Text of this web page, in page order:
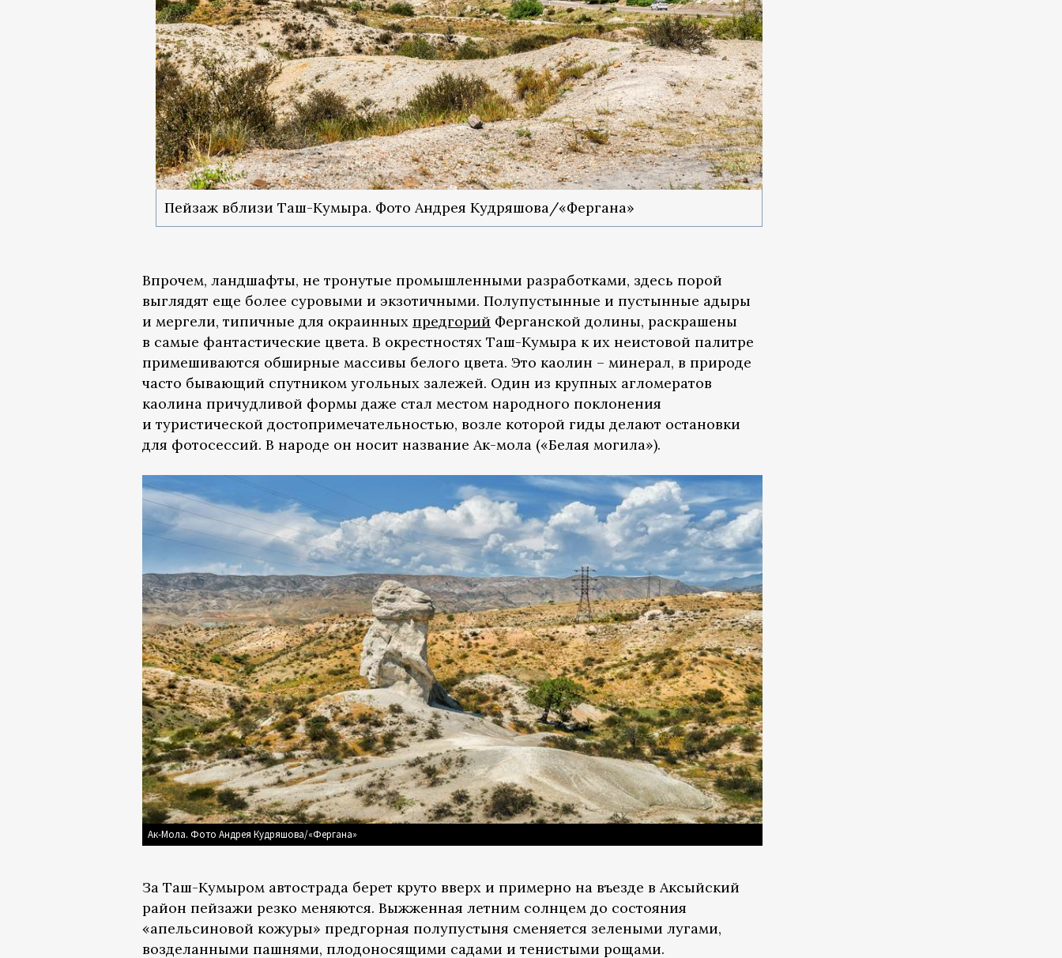
Пейзаж вблизи Таш-Кумыра. Фото Андрея Кудряшова/«Фергана»
Впрочем, ландшафты, не тронутые промышленными разработками, здесь порой
выглядят еще более суровыми и экзотичными. Полупустынные и пустынные адыры
и мергели, типичные для окраинных предгорий Ферганской долины, раскрашены
в самые фантастические цвета. В окрестностях Таш-Кумыра к их неистовой палитре
примешиваются обширные массивы белого цвета. Это каолин – минерал, в природе
часто бывающий спутником угольных залежей. Один из крупных агломератов
каолина причудливой формы даже стал местом народного поклонения
и туристической достопримечательностью, возле которой гиды делают остановки
для фотосессий. В народе он носит название Ак-мола («Белая могила»).
Ак-Мола. Фото Андрея Кудряшова/«Фергана»
За Таш-Кумыром автострада берет круто вверх и примерно на въезде в Аксыйский
район пейзажи резко меняются. Выжженная летним солнцем до состояния
«апельсиновой кожуры» предгорная полупустыня сменяется зелеными лугами,
возделанными пашнями, плодоносящими садами и тенистыми рощами.